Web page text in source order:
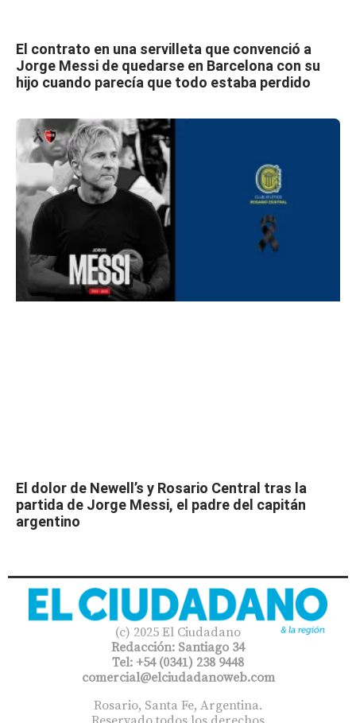
El contrato en una servilleta que convenció a
Jorge Messi de quedarse en Barcelona con su
hijo cuando parecía que todo estaba perdido
El dolor de Newell’s y Rosario Central tras la
partida de Jorge Messi, el padre del capitán
argentino
(c) 2025 El Ciudadano
Redacción: Santiago 34
Tel: +54 (0341) 238 9448
comercial@elciudadanoweb.com​
Rosario, Santa Fe, Argentina.